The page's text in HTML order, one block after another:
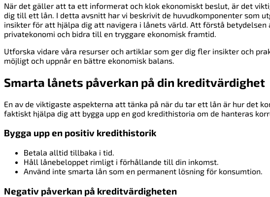
När det gäller att ta ett informerat och klok ekonomiskt beslut, är det
dig till ett lån. I detta avsnitt har vi beskrivit de huvudkomponenter som
insikter för att hjälpa dig att navigera i lånets värld. Att förstå
privatekonomi och bidra till en tryggare ekonomisk framtid.
Utforska vidare våra resurser och artiklar som ger dig fler insikter och
möjligt och uppnår en bättre ekonomisk balans.
Smarta lånets påverkan på din kreditvärdighet
En av de viktigaste aspekterna att tänka på när du tar ett lån är hur det
faktiskt hjälpa dig att bygga upp en god kredithistoria om de hanteras
Bygga upp en positiv kredithistorik
Betala alltid tillbaka i tid.
Håll lånebeloppet rimligt i förhållande till din inkomst.
Använd inte smarta lån som en permanent lösning för konsumtion.
Negativ påverkan på kreditvärdigheten